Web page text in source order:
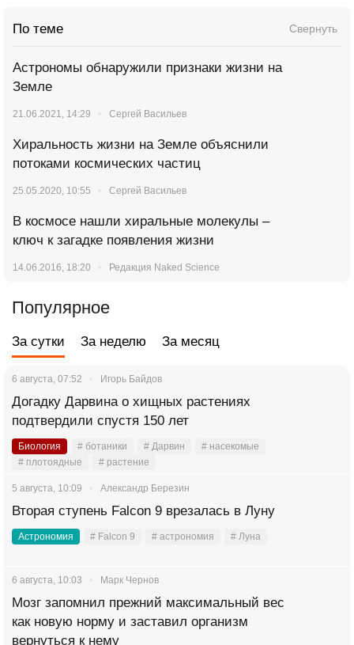
По теме Свернуть
Астрономы обнаружили признаки жизни на
Земле
21.06.2021, 14:29 Сергей Васильев
Хиральность жизни на Земле объяснили
потоками космических частиц
25.05.2020, 10:55 Сергей Васильев
В космосе нашли хиральные молекулы –
ключ к загадке появления жизни
14.06.2016, 18:20 Редакция Naked Science
Популярное
За сутки За неделю За месяц
6 августа, 07:52 Игорь Байдов
Догадку Дарвина о хищных растениях
подтвердили спустя 150 лет
Биология # ботаники # Дарвин
# насекомые
# плотоядные
# растение
5 августа, 10:09 Александр Березин
Вторая ступень Falcon 9 врезалась в Луну
Астрономия # Falcon 9 # астрономия # Луна
6 августа, 10:03 Марк Чернов
Мозг запомнил прежний максимальный вес
как новую норму и заставил организм
вернуться к нему